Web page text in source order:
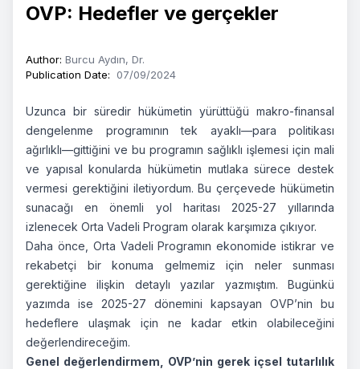
OVP: Hedefler ve gerçekler
Author: Burcu Aydın, Dr.
Publication Date: 07/09/2024
Uzunca bir süredir hükümetin yürüttüğü makro-finansal
dengelenme programının tek ayaklı—para politikası
ağırlıklı—gittiğini ve bu programın sağlıklı işlemesi için mali
ve yapısal konularda hükümetin mutlaka sürece destek
vermesi gerektiğini iletiyordum. Bu çerçevede hükümetin
sunacağı en önemli yol haritası 2025-27 yıllarında
izlenecek Orta Vadeli Program olarak karşımıza çıkıyor.
Daha önce, Orta Vadeli Programın ekonomide istikrar ve
rekabetçi bir konuma gelmemiz için neler sunması
gerektiğine ilişkin detaylı yazılar yazmıştım. Bugünkü
yazımda ise 2025-27 dönemini kapsayan OVP’nin bu
hedeflere ulaşmak için ne kadar etkin olabileceğini
değerlendireceğim.
Genel değerlendirmem, OVP’nin gerek içsel tutarlılık